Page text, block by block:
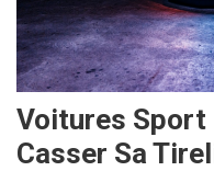
Voitures Sport
Casser Sa